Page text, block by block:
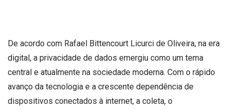
De acordo com Rafael Bittencourt Licurci de Oliveira, na era
digital, a privacidade de dados emergiu como um tema
central e atualmente na sociedade moderna. Com o rápido
avanço da tecnologia e a crescente dependência de
dispositivos conectados à internet, a coleta, o